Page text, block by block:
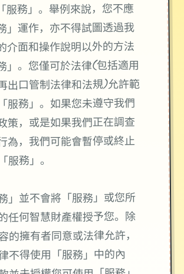
服務」。舉例來說，您不應
」運作，亦不得試圖透過我
介面和操作說明以外的方法
」。您僅可於法律(包括適用
出口管制法律和法規)允許範
服務」。如果您未遵守我們
策，或是如果我們正在調查
為，我們可能會暫停或終止
服務」。
」並不會將「服務」或您所
任何智慧財產權授予您。除
的擁有者同意或法律允許，
不得使用「服務」中的內